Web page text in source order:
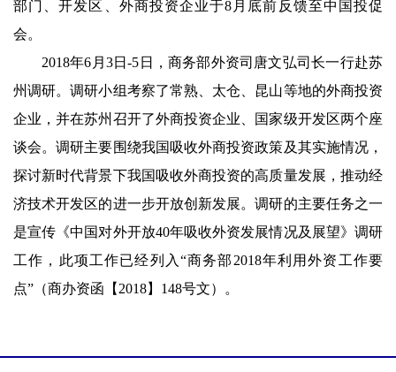
部门、开发区、外商投资企业于8月底前反馈至中国投促
会。
2018年6月3日-5日，商务部外资司唐文弘司长一行赴苏
州调研。调研小组考察了常熟、太仓、昆山等地的外商投资
企业，并在苏州召开了外商投资企业、国家级开发区两个座
谈会。调研主要围绕我国吸收外商投资政策及其实施情况，
探讨新时代背景下我国吸收外商投资的高质量发展，推动经
济技术开发区的进一步开放创新发展。调研的主要任务之一
是宣传《中国对外开放40年吸收外资发展情况及展望》调研
工作，此项工作已经列入“商务部2018年利用外资工作要
点”（商办资函【2018】148号文）。